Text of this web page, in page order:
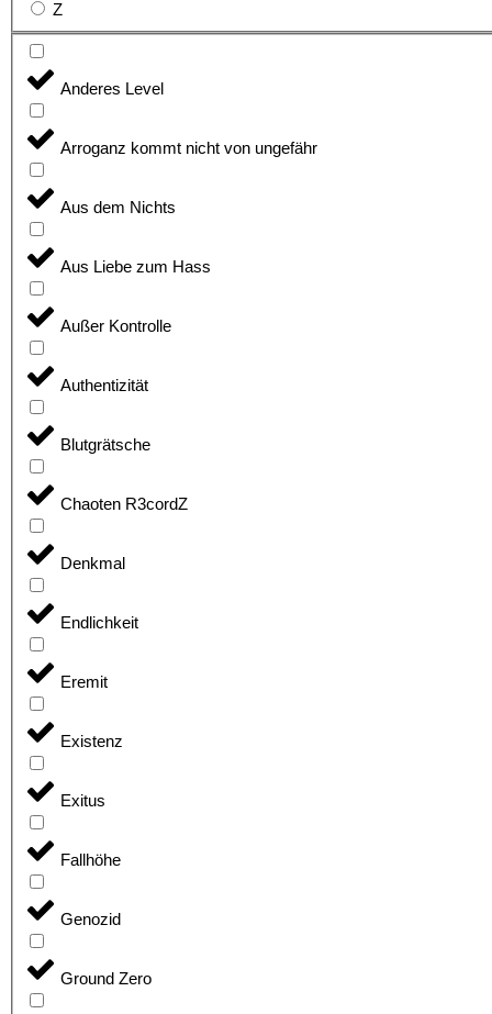
Z
Anderes Level
Arroganz kommt nicht von ungefähr
Aus dem Nichts
Aus Liebe zum Hass
Außer Kontrolle
Authentizität
Blutgrätsche
Chaoten R3cordZ
Denkmal
Endlichkeit
Eremit
Existenz
Exitus
Fallhöhe
Genozid
Ground Zero